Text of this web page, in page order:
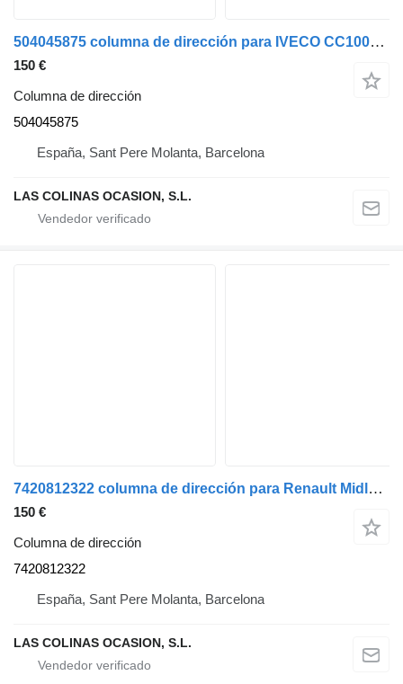
504045875 columna de dirección para IVECO CC100E21FP/MAGO2 camión
150 €
Columna de dirección
504045875
España, Sant Pere Molanta, Barcelona
LAS COLINAS OCASION, S.L.
7420812322 columna de dirección para Renault Midlum camión
150 €
Columna de dirección
7420812322
España, Sant Pere Molanta, Barcelona
LAS COLINAS OCASION, S.L.